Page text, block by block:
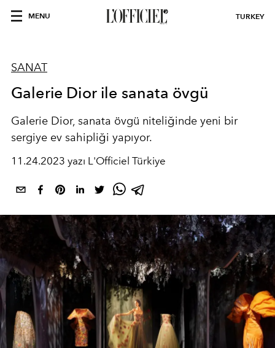
MENU TURKEY
SANAT
Galerie Dior ile sanata övgü
Galerie Dior, sanata övgü niteliğinde yeni bir
sergiye ev sahipliği yapıyor.
11.24.2023 yazı L'Officiel Türkiye